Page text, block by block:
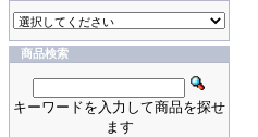
商品検索
キーワードを入力して商品を探せ
ます